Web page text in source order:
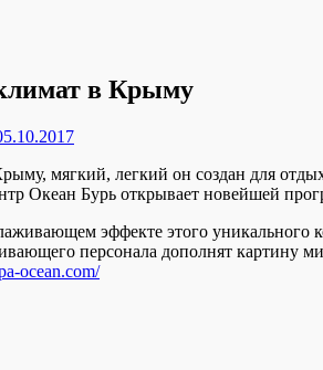
в Крыму
мягкий, легкий он создан для
Океан Бурь открывает новейшей
эффекте этого
персонала дополнят картину
ocean.com/